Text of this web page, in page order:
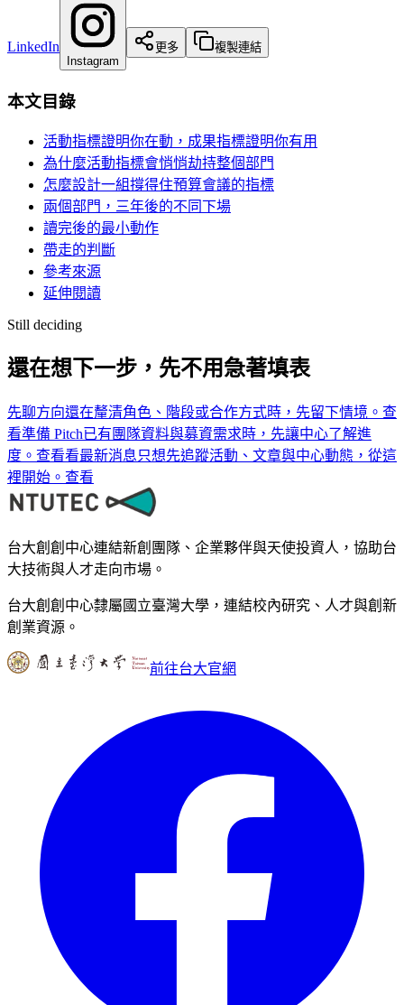
LinkedIn
Instagram
更多 複製連結
本文目錄
活動指標證明你在動，成果指標證明你有用
為什麼活動指標會悄悄劫持整個部門
怎麼設計一組撐得住預算會議的指標
兩個部門，三年後的不同下場
讀完後的最小動作
帶走的判斷
參考來源
延伸閱讀
Still deciding
還在想下一步，先不用急著填表
先聊方向還在釐清角色、階段或合作方式時，先留下情境。 查
看準備 Pitch已有團隊資料與募資需求時，先讓中心了解進
度。 查看看最新消息只想先追蹤活動、文章與中心動態，從這
裡開始。 查看
台大創創中心連結新創團隊、企業夥伴與天使投資人，協助台
大技術與人才走向市場。
台大創創中心隸屬國立臺灣大學，連結校內研究、人才與創新
創業資源。
前往台大官網